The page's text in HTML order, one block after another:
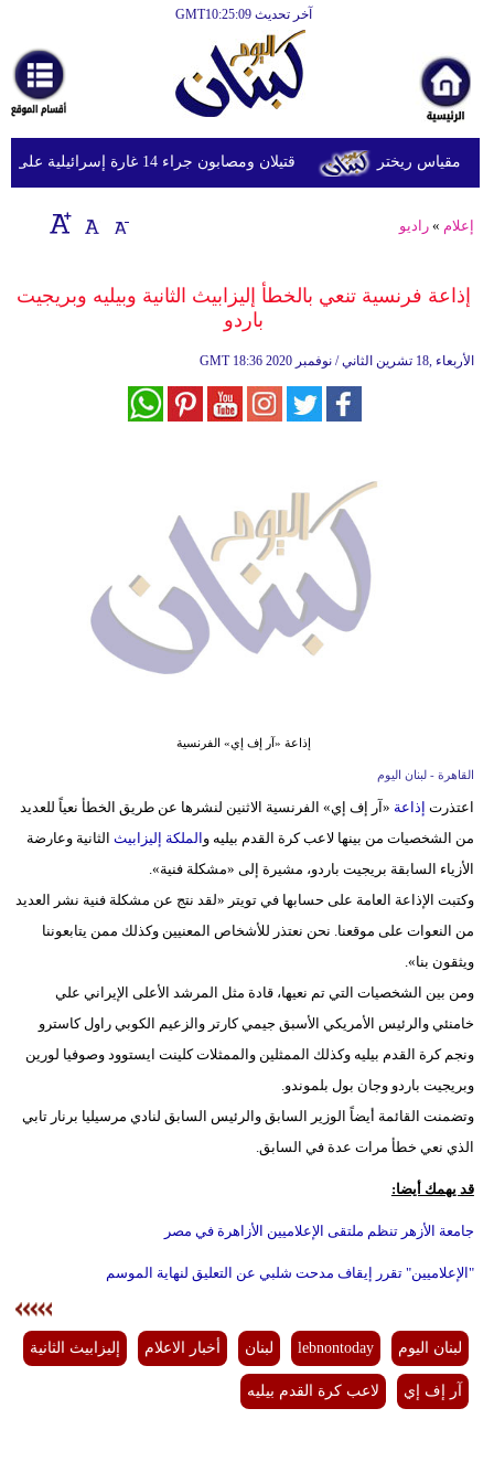
آخر تحديث GMT10:25:09
أخبارعاجلة
رياضة
ثقافة
إقتصاد
وموسيقى
أزياء
إسلامية
وتكنولوجيا
مدوَّنات
أبراج
قتيلان ومصابون جراء 14 غارة إسرائيلية على شرق وجنوب لبنان
إعلام »راديو
إذاعة فرنسية تنعي بالخطأ إليزابيث الثانية وبيليه وبريجيت
باردو
GMT 18:36 2020 الأربعاء ,18 تشرين الثاني / نوفمبر
إذاعة «آر إف إي» الفرنسية
القاهرة - لبنان اليوم
اعتذرت إذاعة «آر إف إي» الفرنسية الاثنين لنشرها عن طريق الخطأ نعياً للعديد
من الشخصيات من بينها لاعب كرة القدم بيليه والملكة إليزابيث الثانية وعارضة
الأزياء السابقة بريجيت باردو، مشيرة إلى «مشكلة فنية».
وكتبت الإذاعة العامة على حسابها في تويتر «لقد نتج عن مشكلة فنية نشر العديد
من النعوات على موقعنا. نحن نعتذر للأشخاص المعنيين وكذلك ممن يتابعوننا
ويثقون بنا».
ومن بين الشخصيات التي تم نعيها، قادة مثل المرشد الأعلى الإيراني علي
خامنئي والرئيس الأمريكي الأسبق جيمي كارتر والزعيم الكوبي راول كاسترو
ونجم كرة القدم بيليه وكذلك الممثلين والممثلات كلينت ايستوود وصوفيا لورين
وبريجيت باردو وجان بول بلموندو.
وتضمنت القائمة أيضاً الوزير السابق والرئيس السابق لنادي مرسيليا برنار تابي
الذي نعي خطأ مرات عدة في السابق.
قد يهمك أيضا:
جامعة الأزهر تنظم ملتقى الإعلاميين الأزاهرة في مصر
"الإعلاميين" تقرر إيقاف مدحت شلبي عن التعليق لنهاية الموسم
لبنان اليوم lebnontoday لبنان أخبار الاعلام إليزابيث الثانية
آر إف إي لاعب كرة القدم بيليه